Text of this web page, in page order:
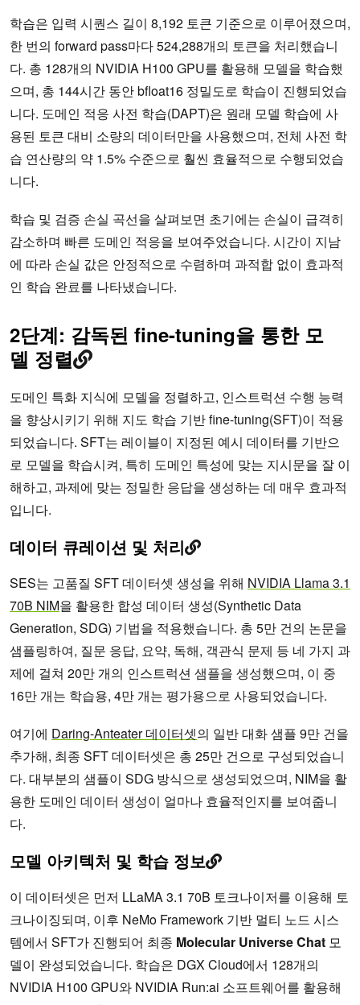
학습은 입력 시퀀스 길이 8,192 토큰 기준으로 이루어졌으며,
한 번의 forward pass마다 524,288개의 토큰을 처리했습니
다. 총 128개의 NVIDIA H100 GPU를 활용해 모델을 학습했
으며, 총 144시간 동안 bfloat16 정밀도로 학습이 진행되었습
니다. 도메인 적응 사전 학습(DAPT)은 원래 모델 학습에 사
용된 토큰 대비 소량의 데이터만을 사용했으며, 전체 사전 학
습 연산량의 약 1.5% 수준으로 훨씬 효율적으로 수행되었습
니다.
학습 및 검증 손실 곡선을 살펴보면 초기에는 손실이 급격히
감소하며 빠른 도메인 적응을 보여주었습니다. 시간이 지남
에 따라 손실 값은 안정적으로 수렴하며 과적합 없이 효과적
인 학습 완료를 나타냈습니다.
2단계: 감독된 fine-tuning을 통한 모
델 정렬
도메인 특화 지식에 모델을 정렬하고, 인스트럭션 수행 능력
을 향상시키기 위해 지도 학습 기반 fine-tuning(SFT)이 적용
되었습니다. SFT는 레이블이 지정된 예시 데이터를 기반으
로 모델을 학습시켜, 특히 도메인 특성에 맞는 지시문을 잘 이
해하고, 과제에 맞는 정밀한 응답을 생성하는 데 매우 효과적
입니다.
데이터 큐레이션 및 처리
SES는 고품질 SFT 데이터셋 생성을 위해 NVIDIA Llama 3.1
70B NIM을 활용한 합성 데이터 생성(Synthetic Data
Generation, SDG) 기법을 적용했습니다. 총 5만 건의 논문을
샘플링하여, 질문 응답, 요약, 독해, 객관식 문제 등 네 가지 과
제에 걸쳐 20만 개의 인스트럭션 샘플을 생성했으며, 이 중
16만 개는 학습용, 4만 개는 평가용으로 사용되었습니다.
여기에 Daring-Anteater 데이터셋의 일반 대화 샘플 9만 건을
추가해, 최종 SFT 데이터셋은 총 25만 건으로 구성되었습니
다. 대부분의 샘플이 SDG 방식으로 생성되었으며, NIM을 활
용한 도메인 데이터 생성이 얼마나 효율적인지를 보여줍니
다.
모델 아키텍처 및 학습 정보
이 데이터셋은 먼저 LLaMA 3.1 70B 토크나이저를 이용해 토
크나이징되며, 이후 NeMo Framework 기반 멀티 노드 시스
템에서 SFT가 진행되어 최종 Molecular Universe Chat 모
델이 완성되었습니다. 학습은 DGX Cloud에서 128개의
NVIDIA H100 GPU와 NVIDIA Run:ai 소프트웨어를 활용해